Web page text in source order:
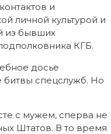
и
личной культурой и
из бывших
КГБ.
досье
битвы спецслужб. Но
с мужем, сперва не
Штатов. В то время